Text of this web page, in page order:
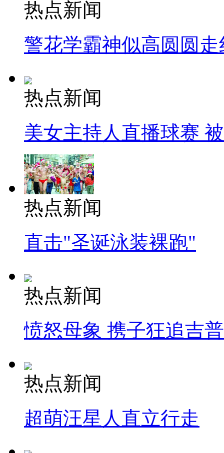
热点新闻
警花学霸神似高圆圆走
热点新闻
美女主持人直播球赛
热点新闻
直击"圣诞泳装裸跑"
热点新闻
愤怒母象 携子狂追吉
热点新闻
超萌汪星人直立行走